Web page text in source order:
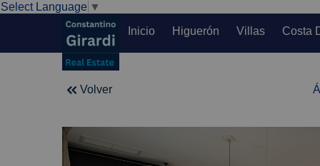
Select Language ▼
Inicio
Higuerón Villas Costa
Volver